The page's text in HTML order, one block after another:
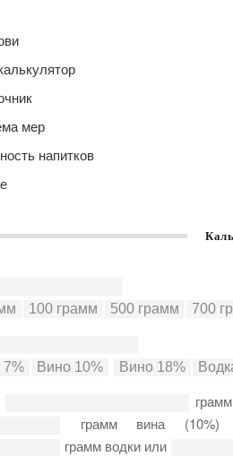
мер
напитков
грамм вина
грамм водки или